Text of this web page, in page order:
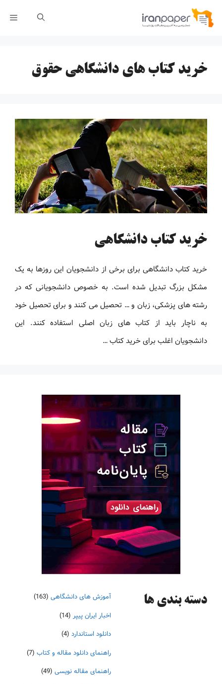
پرش
خرید کتاب های دانشگاهی حقوق
خرید کتاب دانشگاهی
خرید کتاب دانشگاهی برای برخی از دانشجویان این روزها به یک
مشکل بزرگ تبدیل شده است. به خصوص دانشجویانی که در
رشته های پزشکی، زبان و … تحصیل می کنند و برای تحصیل خود
به ناچار باید از کتاب های زبان اصلی استفاده کنند. این
دانشجویان اغلب برای خرید کتاب …
دسته‌ بندی ها آموزش های دانشگاهی (163)
اخبار ایران پیپر (14)
دانلود استاندارد (4)
راهنمای دانلود مقاله و کتاب (7)
راهنمای مقاله نویسی (49)